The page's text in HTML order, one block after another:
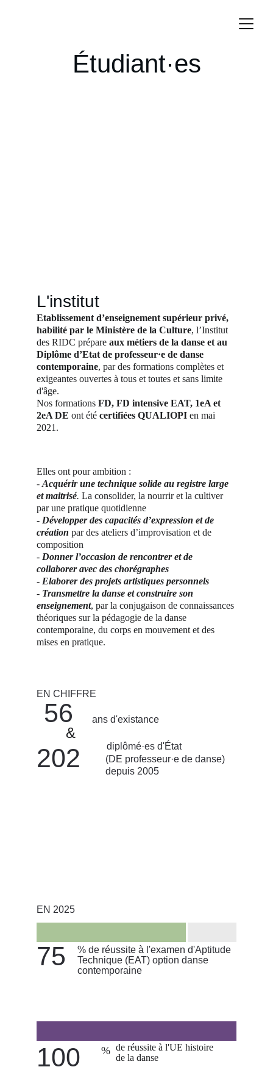
L'institut
Etablissement d’enseignement supérieur privé,
habilité par le Ministère de la Culture, l’Institut
des RIDC prépare aux métiers de la danse et au
Diplôme d’Etat de professeur·e de danse
contemporaine, par des formations complètes et
exigeantes ouvertes à tous et toutes et sans limite
d'âge.
Nos formations FD, FD intensive EAT, 1eA et
2eA DE ont été certifiées QUALIOPI en mai
2021.
Elles ont pour ambition :
- Acquérir une technique solide au registre large
et maitrisé. La consolider, la nourrir et la cultiver
par une pratique quotidienne
- Développer des capacités d’expression et de
création par des ateliers d’improvisation et de
composition
- Donner l’occasion de rencontrer et de
collaborer avec des chorégraphes
- Elaborer des projets artistiques personnels
- Transmettre la danse et construire son
enseignement, par la conjugaison de connaissances
théoriques sur la pédagogie de la danse
contemporaine, du corps en mouvement et des
mises en pratique.
Étudiant·es
56 ans d'existance
EN CHIFFRE
202
&
diplômé·es d'État
(DE professeur·e de danse)
depuis 2005
EN 2025
100
75
% de réussite à l'examen d'Aptitude
Technique (EAT) option danse
contemporaine
% de réussite à l'UE histoire
de la danse